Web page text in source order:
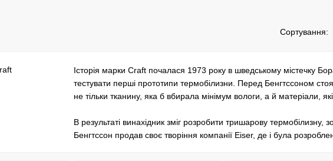
Сортування:
Історія марки Craft почалася 1973 року в шведському містечку
тестувати перші прототипи термобілизни. Перед Бенгтссоном
не тільки тканину, яка б вбирала мінімум вологи, а й матеріали, які
В результаті винахідник зміг розробити тришарову термобілизну,
Бенгтссон продав своє творіння компанії Eiser, де і була